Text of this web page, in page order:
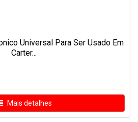
Universal Para Ser Usado Em
Carter...
Mais detalhes